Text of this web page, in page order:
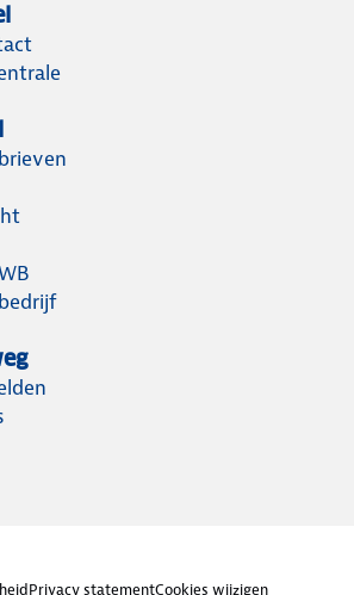
Privacy statementCookies wijzigen